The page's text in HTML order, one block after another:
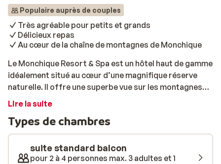
Populaire auprès de couples
Très agréable pour petits et grands
Délicieux repas
Au cœur de la chaîne de montagnes de Monchique
Le Monchique Resort & Spa est un hôtel haut de gamme
idéalement situé au cœur d’une magnifique réserve
naturelle. Il offre une superbe vue sur les montagnes
environnantes et la côte. Cet hôtel design propose des
un très agréable séjour. Chaque suite dispose d’un
balcon ou d’une terrasse d’où vous pourrez prendre le
soleil dès le matin. Tout au long de vos vacances, vous
profiterez de savoureux repas aux différents
Lire la suite
Types de chambres
suite standard balcon
pour 2 à 4 personnes max. 3 adultes et 1